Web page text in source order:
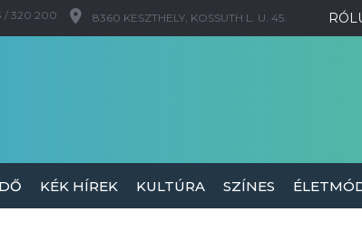
/ 320 200 8360 KESZTHELY, KOSSUTH L. U. 45.
KÉK HÍREK KULTÚRA SZÍNES